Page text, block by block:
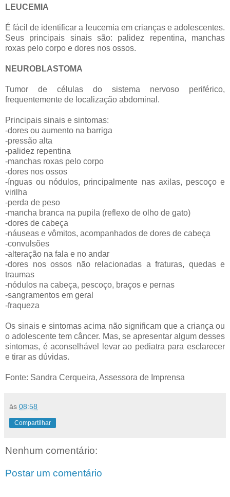
LEUCEMIA
É fácil de identificar a leucemia em crianças e adolescentes.
Seus principais sinais são: palidez repentina, manchas
roxas pelo corpo e dores nos ossos.
NEUROBLASTOMA
Tumor de células do sistema nervoso periférico,
frequentemente de localização abdominal.
Principais sinais e sintomas:
-dores ou aumento na barriga
-pressão alta
-palidez repentina
-manchas roxas pelo corpo
-dores nos ossos
-ínguas ou nódulos, principalmente nas axilas, pescoço e
virilha
-perda de peso
-mancha branca na pupila (reflexo de olho de gato)
-dores de cabeça
-náuseas e vômitos, acompanhados de dores de cabeça
-convulsões
-alteração na fala e no andar
-dores nos ossos não relacionadas a fraturas, quedas e
traumas
-nódulos na cabeça, pescoço, braços e pernas
-sangramentos em geral
-fraqueza
Os sinais e sintomas acima não significam que a criança ou
o adolescente tem câncer. Mas, se apresentar algum desses
sintomas, é aconselhável levar ao pediatra para esclarecer
e tirar as dúvidas.
Fonte: Sandra Cerqueira, Assessora de Imprensa
às 08:58
Compartilhar
Nenhum comentário:
Postar um comentário